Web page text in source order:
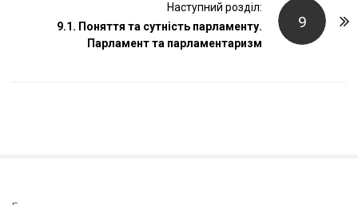
9
Наступний розділ:
9.1. Поняття та сутність парламенту.
Парламент та парламентаризм